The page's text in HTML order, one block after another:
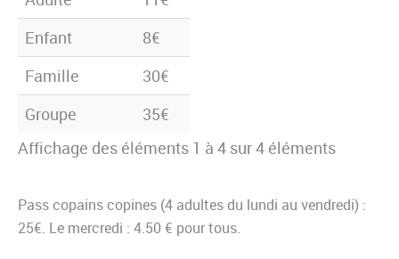
Enfant
8€
Famille
30€
Groupe
35€
Affichage des éléments 1 à 4 sur 4 éléments
Pass copains copines (4 adultes du lundi au vendredi) :
25€. Le mercredi : 4.50 € pour tous.